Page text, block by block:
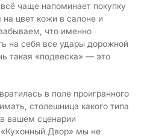
чаще напоминает покупку
цвет кожи в салоне и
что именно
на себя все удары дорожной
такая «подвеска» — это
в поле проигранного
столешница какого типа
вашем сценарии
«Кухонный Двор» мы не